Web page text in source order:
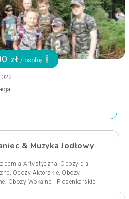
zł / osobę
& Muzyka Jodłowy
Artystyczna, Obozy dla
, Obozy Aktorskie, Obozy
, Obozy Wokalne i Piosenkarskie